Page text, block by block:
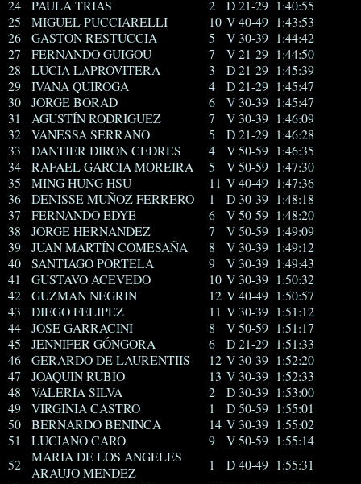
24
PAULA TRIAS 2 D 21-29 1:40:55
25
MIGUEL PUCCIARELLI 10 V 40-49 1:43:53
26
GASTON RESTUCCIA 5 V 30-39 1:44:42
27
FERNANDO GUIGOU 7 V 21-29 1:44:50
28
LUCIA LAPROVITERA 3 D 21-29 1:45:39
29
IVANA QUIROGA 4 D 21-29 1:45:47
30
JORGE BORAD 6 V 30-39 1:45:47
31
AGUSTÍN RODRIGUEZ 7 V 30-39 1:46:09
32
VANESSA SERRANO 5 D 21-29 1:46:28
33
DANTIER DIRON CEDRES 4 V 50-59 1:46:35
34
RAFAEL GARCIA MOREIRA 5 V 50-59 1:47:30
35
MING HUNG HSU 11 V 40-49 1:47:36
36
DENISSE MUÑOZ FERRERO 1 D 30-39 1:48:18
37
FERNANDO EDYE 6 V 50-59 1:48:20
38
JORGE HERNANDEZ 7 V 50-59 1:49:09
39
JUAN MARTÍN COMESAÑA 8 V 30-39 1:49:12
40
SANTIAGO PORTELA 9 V 30-39 1:49:43
41
GUSTAVO ACEVEDO 10 V 30-39 1:50:32
42
GUZMAN NEGRIN 12 V 40-49 1:50:57
43
DIEGO FELIPEZ 11 V 30-39 1:51:12
44
JOSE GARRACINI 8 V 50-59 1:51:17
45
JENNIFER GÓNGORA 6 D 21-29 1:51:33
46
GERARDO DE LAURENTIIS 12 V 30-39 1:52:20
47
JOAQUIN RUBIO 13 V 30-39 1:52:33
48
VALERIA SILVA 2 D 30-39 1:53:00
49
VIRGINIA CASTRO 1 D 50-59 1:55:01
50
BERNARDO BENINCA 14 V 30-39 1:55:02
51
LUCIANO CARO 9 V 50-59 1:55:14
52
MARIA DE LOS ANGELES
ARAUJO MENDEZ
1 D 40-49 1:55:31